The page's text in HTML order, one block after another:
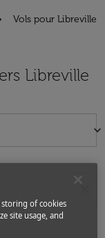
Vols pour Libreville
Libreville
keyboard_arrow_down
storing of cookies
site usage, and